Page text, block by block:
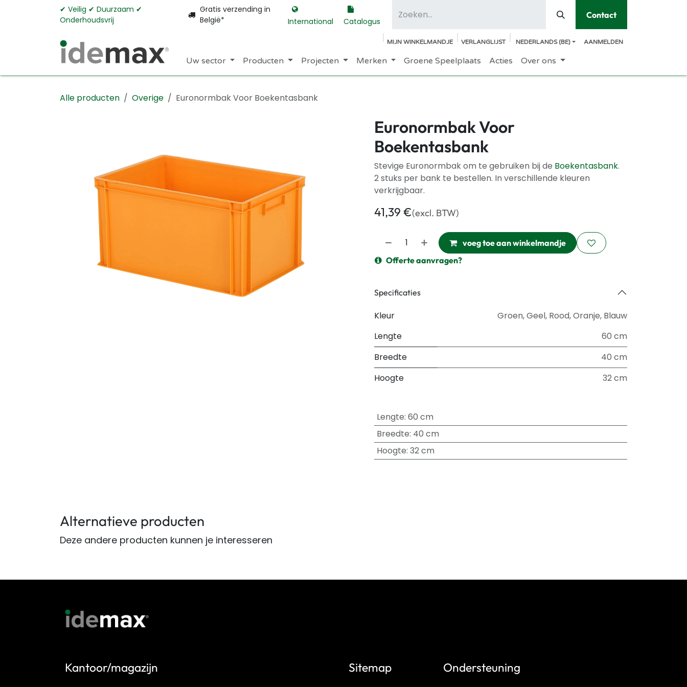
Overslaan naar inhoud✔︎ Veilig ✔︎ Duurzaam ✔︎
Onderhoudsvrij
Gratis verzending in
België*
International Catalogus
Contact
MIJN WINKELMANDJE VERLANGLIJST NEDERLANDS (BE) AANMELDEN
Uw sector Producten Projecten Merken Groene Speelplaats Acties Over ons
Alle producten Overige Euronormbak Voor Boekentasbank
Euronormbak Voor
Boekentasbank
Stevige Euronormbak om te gebruiken bij de Boekentasbank.
2 stuks per bank te bestellen. In verschillende kleuren
verkrijgbaar.
41,39 €(excl. BTW)
voeg toe aan winkelmandje
Offerte aanvragen?
Specificaties
Kleur Groen,Geel, Rood,Oranje, Blauw
Lengte
60 cm
Breedte
40 cm
Hoogte
32 cm
Lengte: 60 cm
Breedte: 40 cm
Hoogte: 32 cm
Alternatieve producten
Deze andere producten kunnen je interesseren
Kantoor/magazijn Ondersteuning
Sitemap